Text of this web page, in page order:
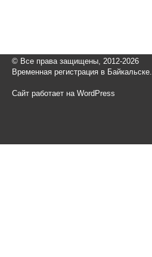
© Все права защищены, 2012-2026
Временная регистрация в Байкальске.
Сайт работает на WordPress